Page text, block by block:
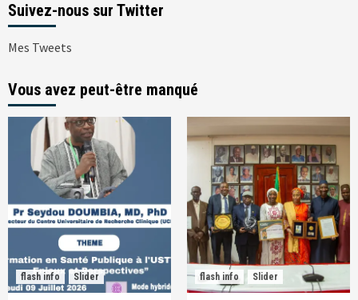
Suivez-nous sur Twitter
Mes Tweets
Vous avez peut-être manqué
flash info Slider flash info Slider